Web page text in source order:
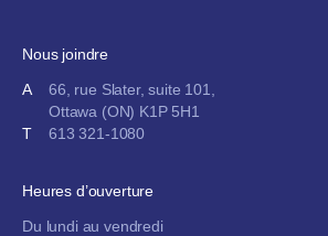
Nous joindre
A
66, rue Slater, suite 101,
Ottawa (ON) K1P 5H1
T
613 321-1080
Heures d’ouverture
Du lundi au vendredi